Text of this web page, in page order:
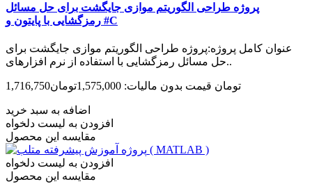
پروژه طراحی الگوریتم موازی جایگشت برای حل مسائل
رمزگشایی با پایتون و #C
عنوان کامل پروژه:پروژه طراحی الگوریتم موازی جایگشت برای
حل مسائل رمزگشایی با استفاده از نرم افزارهای..
1,716,750تومان قیمت بدون مالیات: 1,575,000تومان
اضافه به سبد خرید
افزودن به لیست دلخواه
مقایسه این محصول
افزودن به لیست دلخواه
مقایسه این محصول